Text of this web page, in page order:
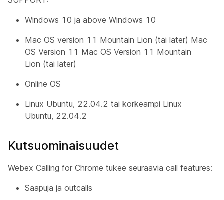
Windows 10 ja above Windows 10
Mac OS version 11 Mountain Lion (tai later) Mac
OS Version 11 Mac OS Version 11 Mountain
Lion (tai later)
Online OS
Linux Ubuntu, 22.04.2 tai korkeampi Linux
Ubuntu, 22.04.2
Kutsuominaisuudet
Webex Calling for Chrome tukee seuraavia call features:
Saapuja ja outcalls